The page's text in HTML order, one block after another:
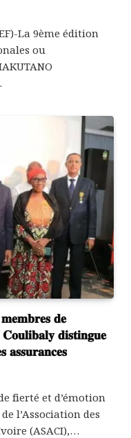
La 9ème édition
ou
𝐦𝐞𝐦𝐛𝐫𝐞𝐬 𝐝𝐞
𝐝𝐢𝐬𝐭𝐢𝐧𝐠𝐮𝐞
𝐚𝐬𝐬𝐮𝐫𝐚𝐧𝐜𝐞𝐬
fierté et d’émotion
l’Association des
(ASACI),…